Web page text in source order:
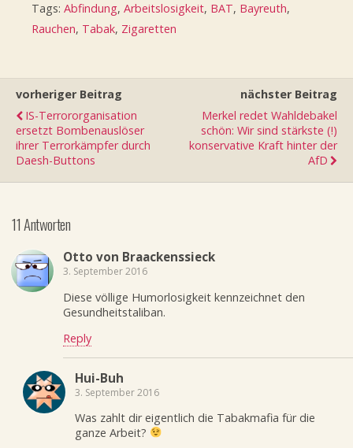
Tags: Abfindung, Arbeitslosigkeit, BAT, Bayreuth,
Rauchen, Tabak, Zigaretten
vorheriger Beitrag
IS-Terrororganisation
ersetzt Bombenauslöser
ihrer Terrorkämpfer durch
Daesh-Buttons
nächster Beitrag
Merkel redet Wahldebakel
schön: Wir sind stärkste (!)
konservative Kraft hinter der
AfD
11 Antworten
Otto von Braackenssieck
3. September 2016
Diese völlige Humorlosigkeit kennzeichnet den
Gesundheitstaliban.
Reply
Hui-Buh
3. September 2016
Was zahlt dir eigentlich die Tabakmafia für die
ganze Arbeit?